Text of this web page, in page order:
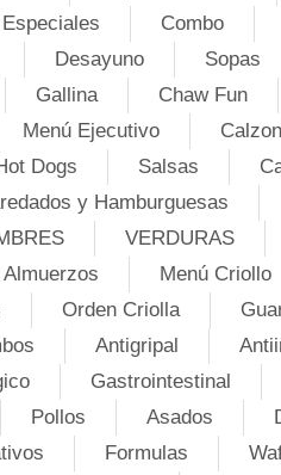
Combo
Desayuno Sopas
Gallina Chaw Fun
Menú Ejecutivo
Dogs Salsas
y Hamburguesas
VERDURAS
Almuerzos Menú Criollo
Orden Criolla
Antigripal
Gastrointestinal
Pollos Asados
Formulas